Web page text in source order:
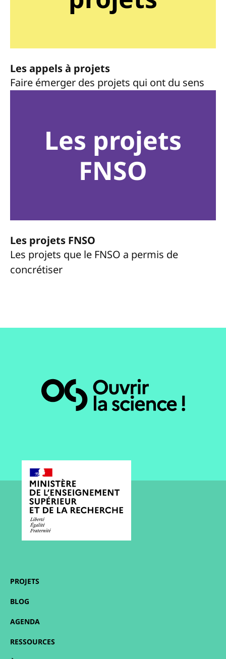
Les appels à projets
Faire émerger des projets qui ont du sens
Les projets
FNSO
Les projets FNSO
Les projets que le FNSO a permis de
concrétiser
PROJETS
BLOG
AGENDA
RESSOURCES